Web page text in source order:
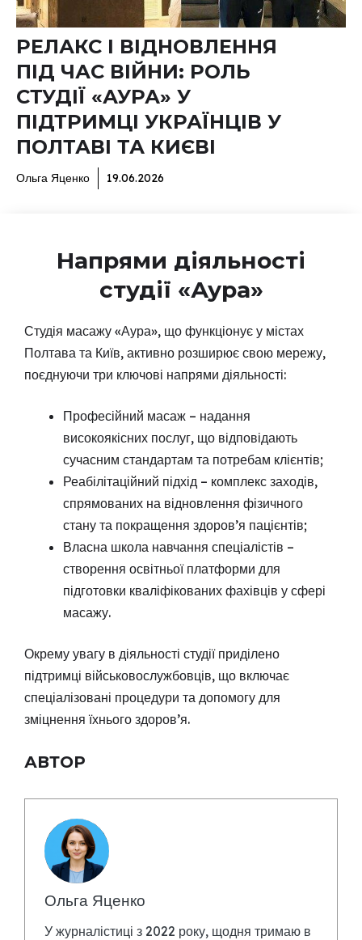
РЕЛАКС І ВІДНОВЛЕННЯ
ПІД ЧАС ВІЙНИ: РОЛЬ
СТУДІЇ «АУРА» У
ПІДТРИМЦІ УКРАЇНЦІВ У
ПОЛТАВІ ТА КИЄВІ
Ольга Яценко 19.06.2026
Напрями діяльності
студії «Аура»
Студія масажу «Аура», що функціонує у містах
Полтава та Київ, активно розширює свою мережу,
поєднуючи три ключові напрями діяльності:
Професійний масаж – надання
високоякісних послуг, що відповідають
сучасним стандартам та потребам клієнтів;
Реабілітаційний підхід – комплекс заходів,
спрямованих на відновлення фізичного
стану та покращення здоров’я пацієнтів;
Власна школа навчання спеціалістів –
створення освітньої платформи для
підготовки кваліфікованих фахівців у сфері
масажу.
Окрему увагу в діяльності студії приділено
підтримці військовослужбовців, що включає
спеціалізовані процедури та допомогу для
зміцнення їхнього здоров’я.
АВТОР
Ольга Яценко
У журналістиці з 2022 року, щодня тримаю в